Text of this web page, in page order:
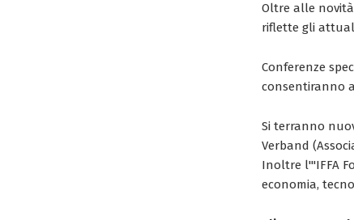
Oltre alle
riflette gli
Conferenze
consentiranno
Si terranno
Verband
Inoltre l'"IFFA
economia,